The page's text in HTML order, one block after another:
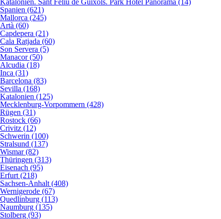
Katalonien. Sant Feliu de Guixols. Park Hotel Panorama (14)
Spanien (621)
Mallorca (245)
Artà (60)
Capdepera (21)
Cala Ratjada (60)
Son Servera (5)
Manacor (50)
Alcudia (18)
Inca (31)
Barcelona (83)
Sevilla (168)
Katalonien (125)
Mecklenburg-Vorpommern (428)
Rügen (31)
Rostock (66)
Crivitz (12)
Schwerin (100)
Stralsund (137)
Wismar (82)
Thüringen (313)
Eisenach (95)
Erfurt (218)
Sachsen-Anhalt (408)
Wernigerode (67)
Quedlinburg (113)
Naumburg (135)
Stolberg (93)